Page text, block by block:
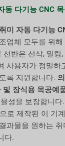
동 다기능 CNC
미 자동 다기능
업체 모두를 위
선반은 선삭, 밀링
사용자가 정밀하
록 지원합니다.
및 장식용 목공예
성을 보장합니
로 제작된 이 기
과물을 원하는
다.